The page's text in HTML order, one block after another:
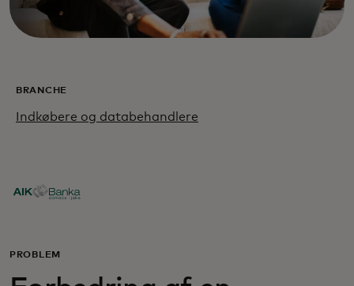
BRANCHE
Indkøbere og databehandlere
PROBLEM